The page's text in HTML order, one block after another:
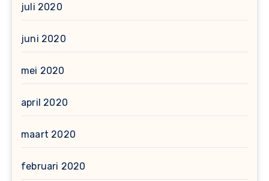
juli 2020
juni 2020
mei 2020
april 2020
maart 2020
februari 2020